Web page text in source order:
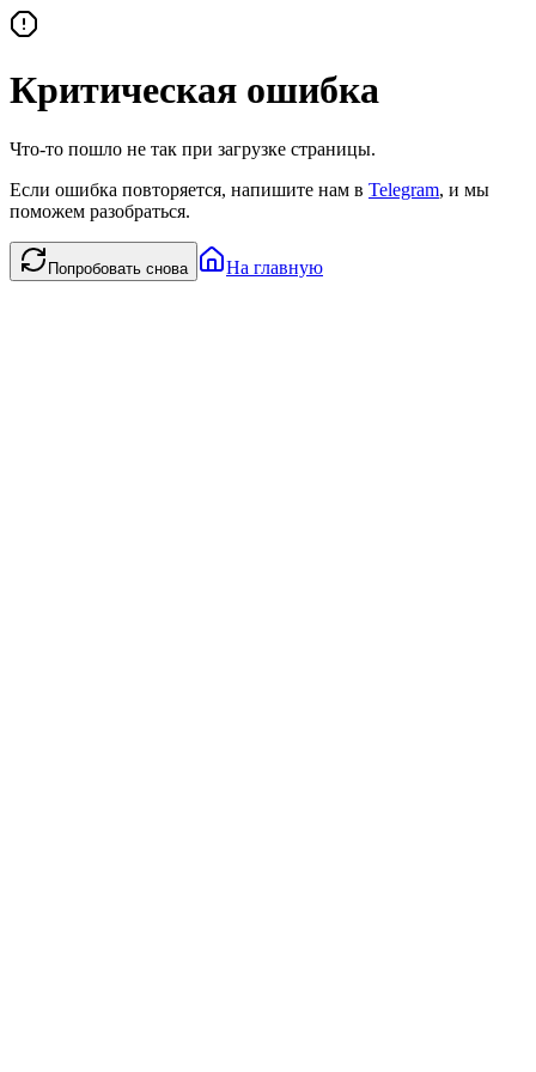
Критическая ошибка
Что-то пошло не так при загрузке страницы.
Если ошибка повторяется, напишите нам в Telegram, и мы
поможем разобраться.
Попробовать снова На главную